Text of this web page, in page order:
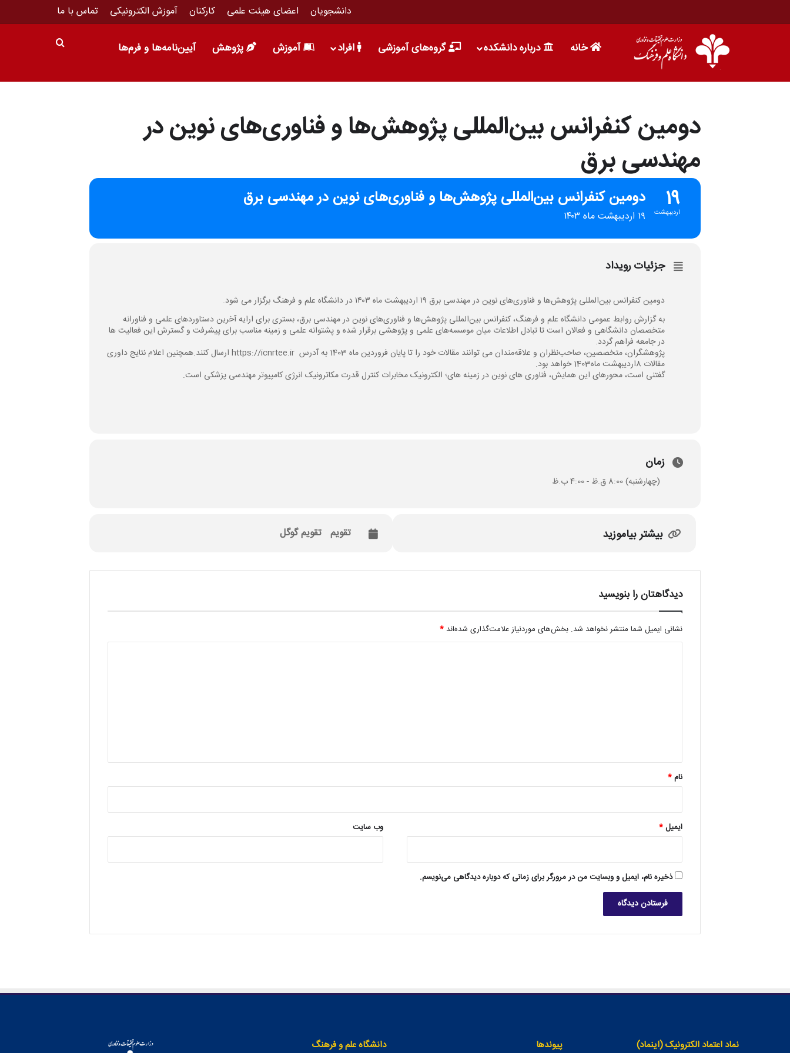
دانشجویان اعضای هیئت علمی کارکنان آموزش الکترونیکی تماس با ما
خانه درباره دانشکده گروه‌های آموزشی افراد آموزش پژوهش آیین‌نامه‌ها و فرم‌ها
دومین کنفرانس بین‌المللی پژوهش‌ها و فناوری‌های نوین در
مهندسی برق
19
اردیبهشت
دومین کنفرانس بین‌المللی پژوهش‌ها و فناوری‌های نوین در مهندسی برق
۱۹ اردیبهشت ماه ۱۴۰۳
جزئیات رویداد
دومین کنفرانس بین‌المللی پژوهش‌ها و فناوری‌های نوین در مهندسی برق ۱۹ اردیبهشت ماه ۱۴۰۳ در دانشگاه علم و فرهنگ برگزار می شود.
به گزارش روابط عمومی دانشگاه علم و فرهنگ، کنفرانس بین‌المللی پژوهش‌ها و فناوری‌های نوین در مهندسی برق، بستری برای ارایه آخرین دستاوردهای علمی و فناورانه
متخصصان دانشگاهی و فعالان است تا تبادل اطلاعات میان موسسه‌های علمی و پژوهشی برقرار شده و پشتوانه علمی و زمینه مناسب برای پیشرفت و گسترش این فعالیت ها
در جامعه فراهم گردد.
پژوهشگران، متخصصين، صاحب‌نظران و علاقه‌مندان می توانند مقالات خود را تا پایان فروردین ماه 1403 به آدرس https://icnrtee.ir ارسال کنند.همچنین اعلام نتایج داوری
مقالات 8اردیبهشت ماه1403 خواهد بود.
گفتنی است، محورهای این همایش، فناوری های نوین در زمینه های؛ الکترونیک مخابرات کنترل قدرت مکاترونیک انرژی کامپیوتر مهندسی پزشکی است.
زمان
(چهارشنبه) 8:00 ق.ظ - 4:00 ب.ظ
بیشتر بیاموزید تقویم تقویم گوگل
دیدگاهتان را بنویسید
نشانی ایمیل شما منتشر نخواهد شد. بخش‌های موردنیاز علامت‌گذاری شده‌اند *
نام*
ایمیل* وب‌ سایت
ذخیره نام، ایمیل و وبسایت من در مرورگر برای زمانی که دوباره دیدگاهی می‌نویسم.
نماد اعتماد الکترونیک (اینماد) پیوندها دانشگاه علم و فرهنگ